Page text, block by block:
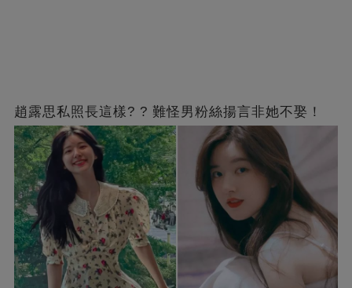
趙露思私照長這樣? ? 難怪男粉絲揚言非她不娶！